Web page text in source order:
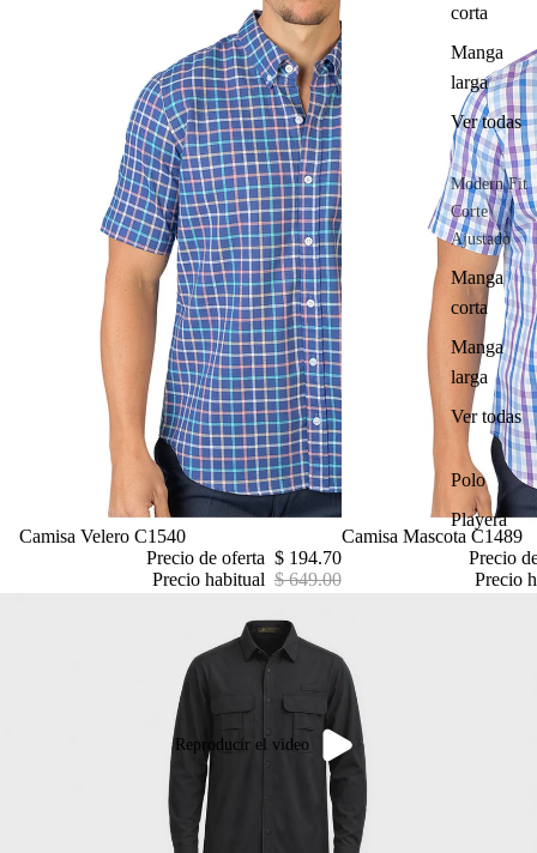
corta
Manga
larga
Ver todas
Modern Fit
Corte
Ajustado
Manga
corta
Manga
larga
Ver todas
Polo
Playera
Oferta
Camisa Velero C1540
Precio de oferta $ 194.70
Precio habitual $ 649.00
Oferta
Camisa Mascota C1489
Precio
Precio
Reproducir el video